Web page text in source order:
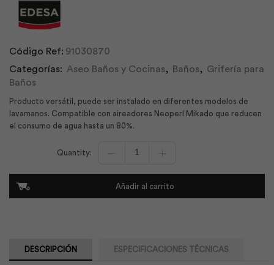
Código Ref: 91030870
Categorías: Aseo Baños y Cocinas, Baños, Grifería para
Baños
Producto versátil, puede ser instalado en diferentes modelos de
lavamanos. Compatible con aireadores Neoperl Mikado que reducen
el consumo de agua hasta un 80%.
Lavamanos
Añadir al carrito
DESCRIPCIÓN ESPECIFICACIONES TÉCNICAS